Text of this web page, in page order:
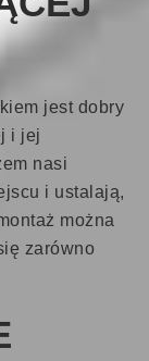
jest dobry
i jej
nasi
i ustalają,
można
zarówno